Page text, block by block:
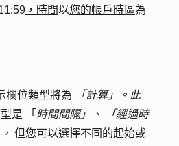
，時間以您的帳戶時區為
欄位類型將為
「計算」。此
是 「 時間間隔」、
「經過時
， 但您可以選擇不同的起始或